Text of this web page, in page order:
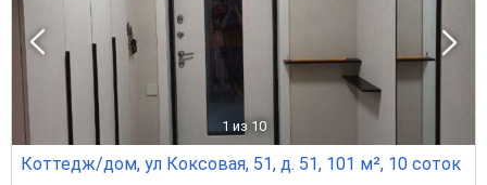
1 из 10
Коттедж/дом, ул Коксовая, 51, д. 51, 101 м², 10 соток